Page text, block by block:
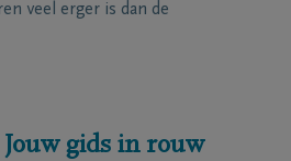
veel erger is dan de
gids in rouw